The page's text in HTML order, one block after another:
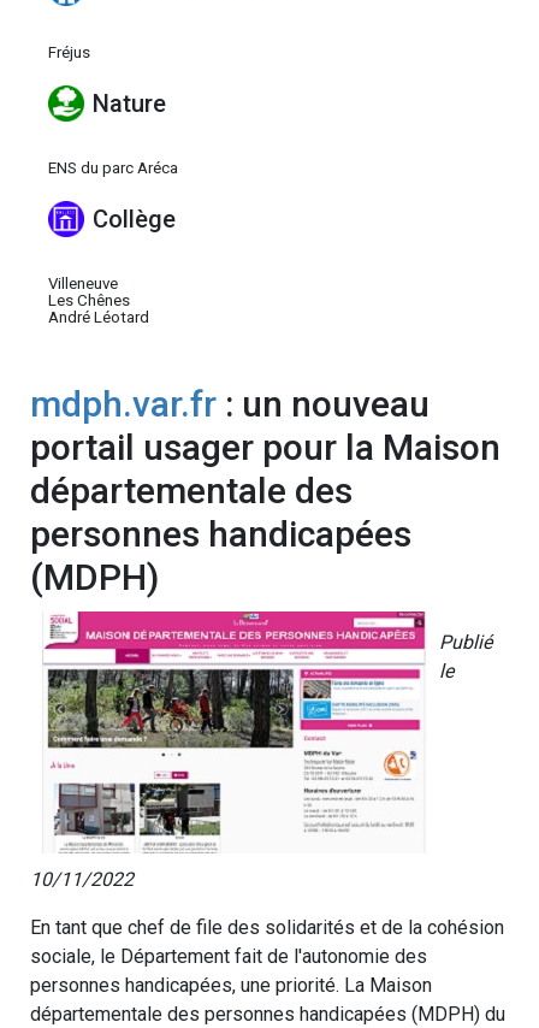
Fréjus
Nature
ENS du parc Aréca
Collège
Villeneuve
Les Chênes
André Léotard
mdph.var.fr : un nouveau
portail usager pour la Maison
départementale des
personnes handicapées
(MDPH)
Publié
le
10/11/2022
En tant que chef de file des solidarités et de la cohésion
sociale, le Département fait de l'autonomie des
personnes handicapées, une priorité. La Maison
départementale des personnes handicapées (MDPH) du